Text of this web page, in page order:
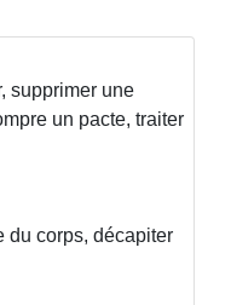
supprimer une
un pacte, traiter
du corps, décapiter